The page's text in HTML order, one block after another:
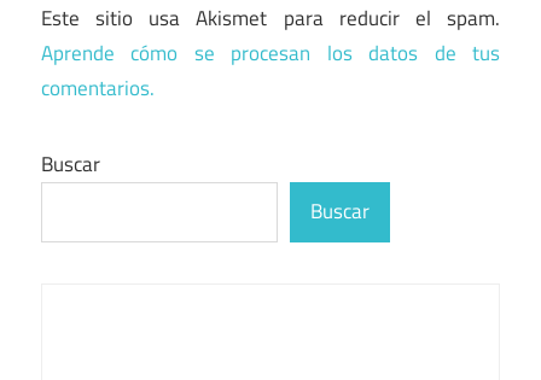
Este sitio usa Akismet para reducir el spam.
Aprende cómo se procesan los datos de tus
comentarios.
Buscar
Buscar